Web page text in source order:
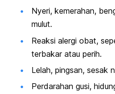
Nyeri, kemerahan,
mulut.
Reaksi alergi obat,
terbakar atau perih.
Lelah, pingsan, sesak
Perdarahan gusi,